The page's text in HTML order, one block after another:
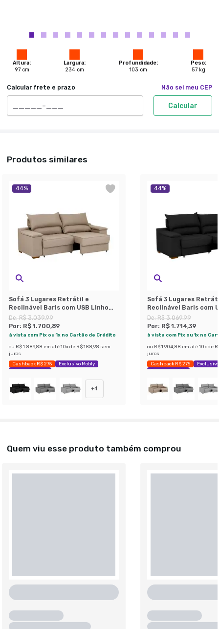
Altura:
97cm
Largura:
234cm
Profundidade:
103 cm
Peso:
57 kg
Calcular frete e prazo Não sei meu CEP
Calcular
Produtos similares
44%
Sofá 3 Lugares Retrátil e
Reclinável Baris com USB Linho
Bege 230 cm
De:R$ 3.039,99
Por: R$ 1.700,89
à vista com Pix ou 1x no Cartão de Crédito
ou R$ 1.889,88 em até 10x de R$ 188,98 sem
juros
Cashback R$ 275
Exclusivo Mobly
Economize 44%
+4
44%
Sofá 3 Lugares
Reclinável Baris com
Preto 230 cm
De:R$ 3.069,99
Por: R$ 1.714,39
à vista com Pix ou 1x no
ou R$ 1.904,88 em até 10x de
juros
Cashback R$ 275
Economize 44%
Quem viu esse produto também comprou